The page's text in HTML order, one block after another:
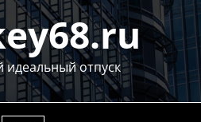
идеальный отпуск